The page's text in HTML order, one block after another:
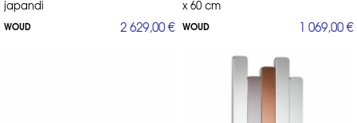
japandi
WOUD 2 629,00 €
x 60 cm
WOUD 1 069,00 €